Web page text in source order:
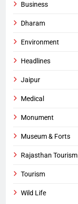
Business
Dharam
Environment
Headlines
Jaipur
Medical
Monument
Museum & Forts
Rajasthan Tourism
Tourism
Wild Life